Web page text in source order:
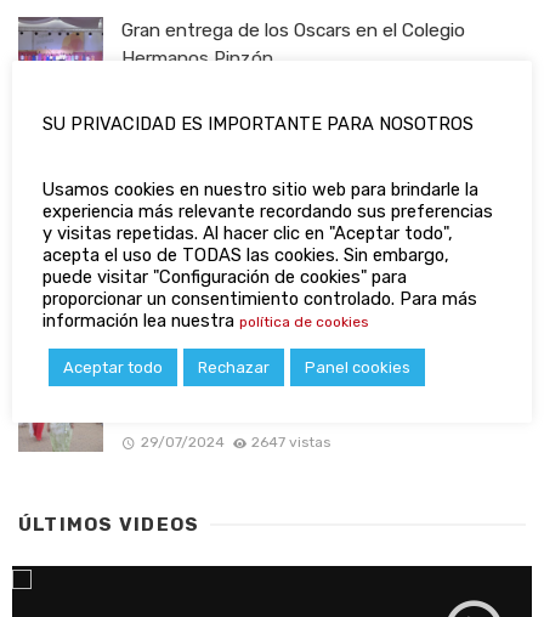
Gran entrega de los Oscars en el Colegio
Hermanos Pinzón
22/06/2023 2958 vistas
Adelina Infante presenta su colección «No ni
ná» en Huelva Flamenca 2024
05/02/2024 2863 vistas
29/07/2024 2647 vistas
ÚLTIMOS VIDEOS
SU PRIVACIDAD ES IMPORTANTE PARA NOSOTROS
Usamos cookies en nuestro sitio web para brindarle la
experiencia más relevante recordando sus preferencias
y visitas repetidas. Al hacer clic en "Aceptar todo",
acepta el uso de TODAS las cookies. Sin embargo,
puede visitar "Configuración de cookies" para
proporcionar un consentimiento controlado. Para más
información lea nuestra política de cookies
Aceptar todo Rechazar Panel cookies